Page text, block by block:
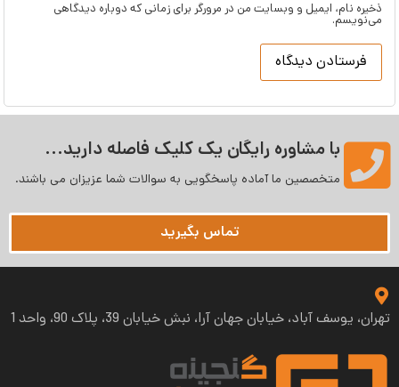
ذخیره نام، ایمیل و وبسایت من در مرورگر برای زمانی که دوباره دیدگاهی
می‌نویسم.
با مشاوره رایگان یک کلیک فاصله دارید...
متخصصین ما آماده پاسخگویی به سوالات شما عزیزان می‌ باشند.
تماس بگیرید
تهران، یوسف آباد، خیابان جهان آرا، نبش خیابان 39، پلاک 90، واحد 1